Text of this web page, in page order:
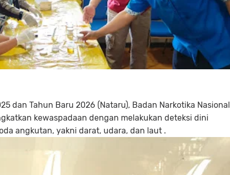
dan Tahun Baru 2026 (Nataru), Badan Narkotika Nasional
kewaspadaan dengan melakukan deteksi dini
angkutan, yakni darat, udara, dan laut .